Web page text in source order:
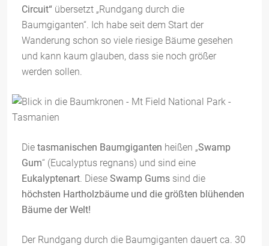
Circuit“ übersetzt „Rundgang durch die
Baumgiganten“. Ich habe seit dem Start der
Wanderung schon so viele riesige Bäume gesehen
und kann kaum glauben, dass sie noch größer
werden sollen.
Die tasmanischen Baumgiganten heißen „Swamp
Gum“ (Eucalyptus regnans) und sind eine
Eukalyptenart . Diese Swamp Gums sind die
höchsten Hartholzbäume und die größten blühenden
Bäume der Welt!
Der Rundgang durch die Baumgiganten dauert ca. 30